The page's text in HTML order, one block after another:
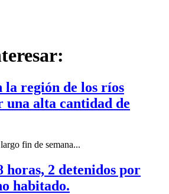
la región de los ríos
alta cantidad de
fin de semana...
horas, 2 detenidos por
habitado.